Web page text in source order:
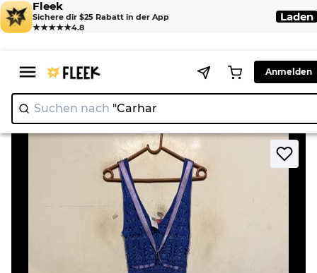
Fleek
Sichere dir $25 Rabatt in der App
★★★★★4.8
Laden
Anmelden
Suchen nach "
Home > Dress > Derhy Blue Crochet Dress